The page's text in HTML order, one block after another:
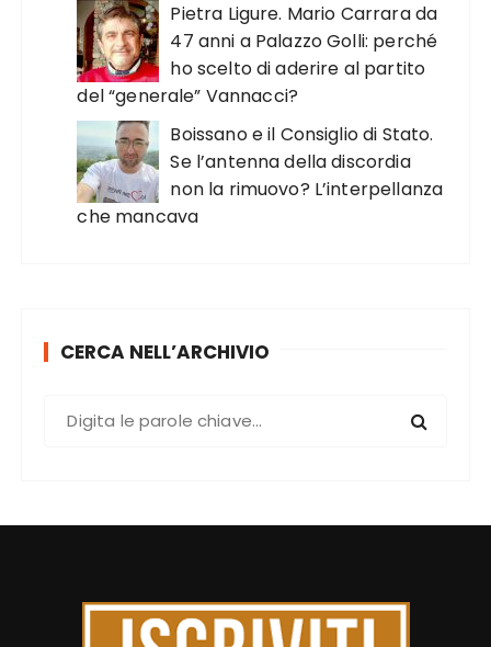
Pietra Ligure. Mario Carrara da
47 anni a Palazzo Golli: perché
ho scelto di aderire al partito
del “generale” Vannacci?
Boissano e il Consiglio di Stato.
Se l’antenna della discordia
non la rimuovo? L’interpellanza
che mancava
CERCA NELL’ARCHIVIO